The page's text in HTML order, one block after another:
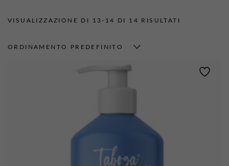
VISUALIZZAZIONE DI 13-14 DI 14 RISULTATI
ORDINAMENTO PREDEFINITO